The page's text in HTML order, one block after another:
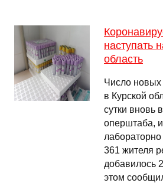
наступать
область
Число новых
в Курской
сутки вновь
оперштаба,
361 жителя
добавилось
этом